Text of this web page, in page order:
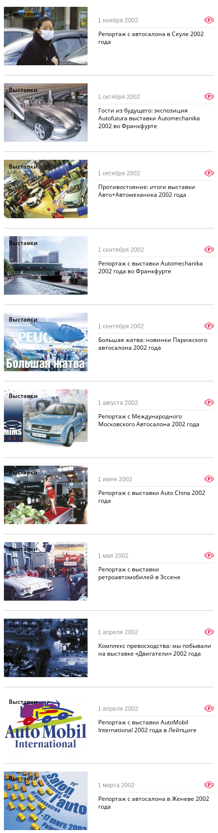
Выставки
Репортаж с автосалона в Сеуле 2002
года
1 ноября 2002 p
Выставки
Гости из будущего: экспозиция
Autofutura выставки Automechanika
2002 во Франкфурте
1 октября 2002 p
Выставки
Противостояние: итоги выставки
Авто+Автомеханика 2002 года
1 октября 2002 p
Выставки
Репортаж с выставки Automechanika
2002 года во Франкфурте
1 сентября 2002 p
Выставки
Большая жатва: новинки Парижского
автосалона 2002 года
1 сентября 2002 p
Выставки
Репортаж с Международного
Московского Автосалона 2002 года
1 августа 2002 p
Выставки
Репортаж с выставки Auto China 2002
года
1 июня 2002 p
Выставки
Репортаж с выставки
ретроавтомобилей в Эссене
1 мая 2002 p
Выставки
Комплекс превосходства: мы побывали
на выставке «Двигатели» 2002 года
1 апреля 2002 p
Выставки
Репортаж с выставки AutoMobil
International 2002 года в Лейпциге
1 апреля 2002 p
Выставки
Репортаж с автосалона в Женеве 2002
года
1 марта 2002 p